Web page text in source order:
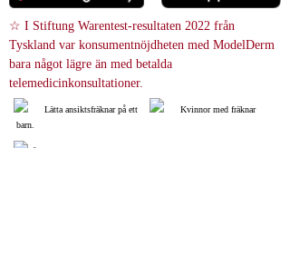
☆ I Stiftung Warentest-resultaten 2022 från
Tyskland var konsumentnöjdheten med ModelDerm
bara något lägre än med betalda
telemedicinkonsultationer.
Lätta ansiktsfräknar på ett
barn.
Kvinnor med fräknar